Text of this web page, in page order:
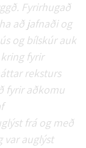
Fyrirhugað
að jafnaði og
og bílskúr auk
fyrir
reksturs
fyrir aðkomu
frá og með
var auglýst